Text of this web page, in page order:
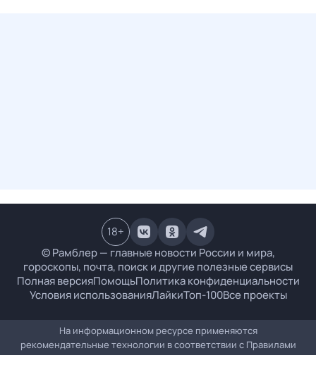
© Рамблер — главные новости России и мира,
гороскопы, почта, поиск и другие полезные сервисы
Полная версияПомощьПолитика конфиденциальности
Условия использованияЛайкиТоп-100Все проекты
18+
На информационном ресурсе применяются
рекомендательные технологии в соответствии с Правилами